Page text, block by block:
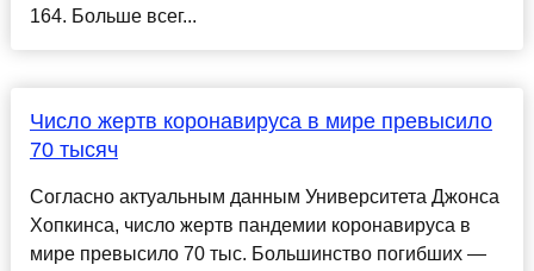
164. Больше всег...
Число жертв коронавируса в мире превысило
70 тысяч
Согласно актуальным данным Университета Джонса
Хопкинса, число жертв пандемии коронавируса в
мире превысило 70 тыс. Большинство погибших —